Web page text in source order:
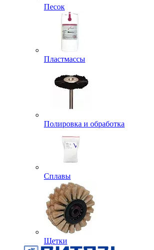
Песок
Пластмассы
Полировка и обработка
Сплавы
Щетки